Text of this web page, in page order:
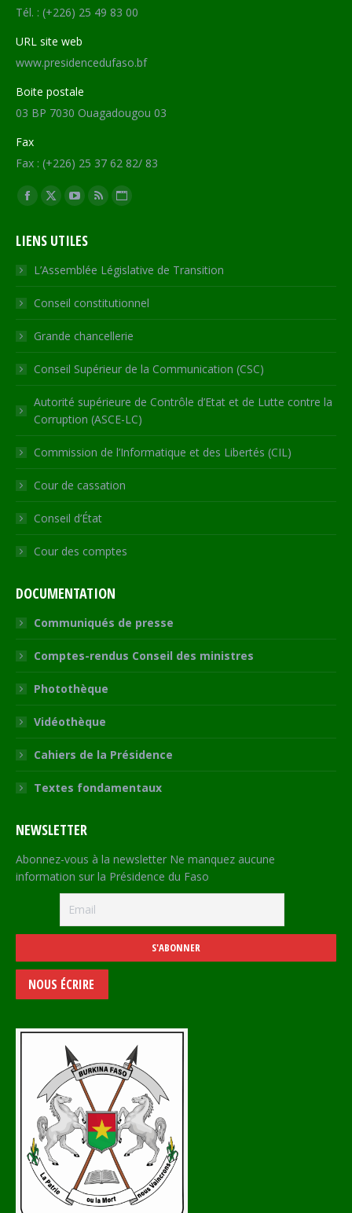
Tél. : (+226) 25 49 83 00
URL site web
www.presidencedufaso.bf
Boite postale
03 BP 7030 Ouagadougou 03
Fax
Fax : (+226) 25 37 62 82/ 83
Trouvez nous sur :
Facebook
opens
in
new
window
X
opens
in
new
window
YouTube
opens
in
new
window
RSS
in
new
window
Site
opens
in
new
LIENS UTILES
L’Assemblée Législative de Transition
Conseil constitutionnel
Grande chancellerie
Conseil Supérieur de la Communication (CSC)
Autorité supérieure de Contrôle d’Etat et de Lutte contre la
Corruption (ASCE-LC)
Commission de l’Informatique et des Libertés (CIL)
Cour de cassation
Conseil d’État
Cour des comptes
DOCUMENTATION
Communiqués de presse
Comptes-rendus Conseil des ministres
Photothèque
Vidéothèque
Cahiers de la Présidence
Textes fondamentaux
NEWSLETTER
Abonnez-vous à la newsletter Ne manquez aucune
information sur la Présidence du Faso
NOUS ÉCRIRE